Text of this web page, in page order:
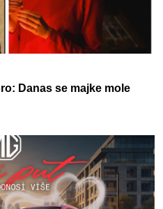
Danas se majke mole